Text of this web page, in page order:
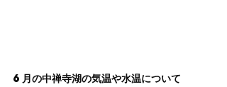
6月の中禅寺湖の気温や水温について